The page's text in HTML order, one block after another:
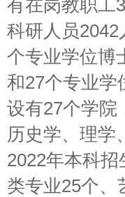
有在岗教职工
科研人员
个专业学位博
和27个专业学
设有27个学院
历史学、理学
2022年本科
类专业25个、